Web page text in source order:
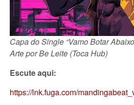
Capa do Single “Vamo Botar
Arte por Be Leite (Toca Hub)
Escute aqui:
https://lnk.fuga.com/